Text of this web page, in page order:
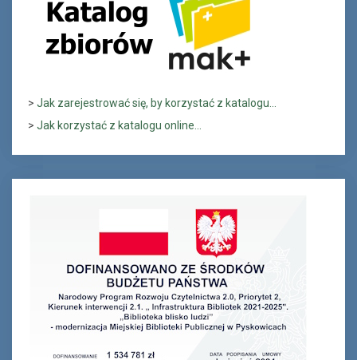
> Jak zarejestrować się, by korzystać z katalogu...
> Jak korzystać z katalogu online...